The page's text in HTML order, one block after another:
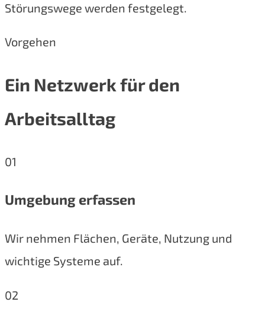
Störungswege werden festgelegt.
Vorgehen
Ein Netzwerk für den
Arbeitsalltag
01
Umgebung erfassen
Wir nehmen Flächen, Geräte, Nutzung und
wichtige Systeme auf.
02